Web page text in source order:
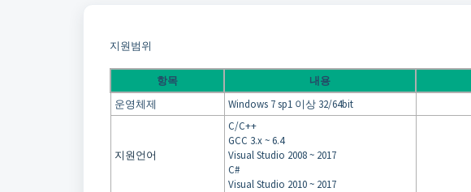
지원범위
항목 내용
운영체제
Windows 7 sp1 이상 32/64bit
지원언어
C/C++
GCC 3.x ~ 6.4
Visual Studio 2008 ~ 2017
C#
Visual Studio 2010 ~ 2017